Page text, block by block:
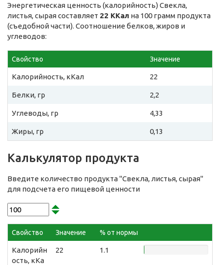
Энергетическая ценность (калорийность) Свекла,
листья, сырая составляет 22 ККал на 100 грамм продукта
(съедобной части). Соотношение белков, жиров и
углеводов:
Свойство Значение
Калорийность, кКал 22
Белки, гр 2,2
Углеводы, гр 4,33
Жиры, гр 0,13
Калькулятор продукта
Введите количество продукта "Свекла, листья, сырая"
для подсчета его пищевой ценности
Свойство Значение % от нормы
Калорийн
ость, кКа
22 1.1